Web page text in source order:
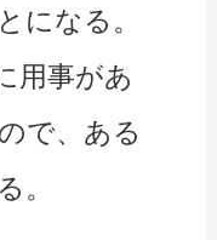
になる。
用事があ
で、ある
。